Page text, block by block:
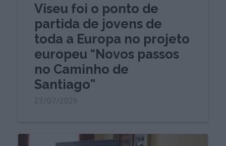
Viseu foi o ponto de
partida de jovens de
toda a Europa no projeto
europeu “Novos passos
no Caminho de
Santiago”